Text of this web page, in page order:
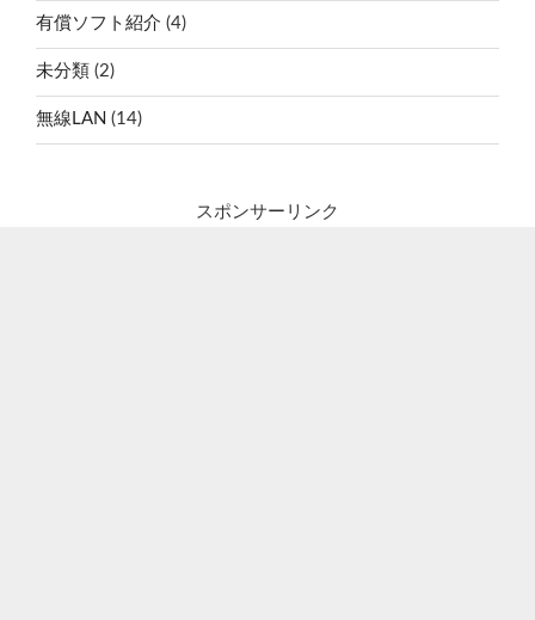
有償ソフト紹介 (4)
未分類 (2)
無線LAN (14)
スポンサーリンク